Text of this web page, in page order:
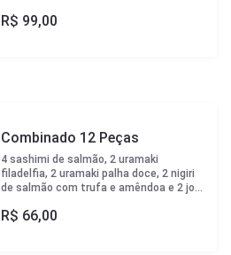
com raspas de limão siciliano e flor de
R$ 99,00
Combinado 12 Peças
4 sashimi de salmão, 2 uramaki
filadelfia, 2 uramaki palha doce, 2 nigiri
de salmão com trufa e amêndoa e 2 joy
R$ 66,00